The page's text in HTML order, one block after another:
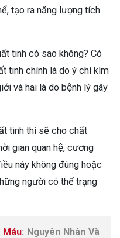
tạo ra năng lượng tích
tinh có sao không? Có
tinh chính là do ý chí kìm
và hai là do bệnh lý gây
tinh thì sẽ cho chất
gian quan hệ, cương
này không đúng hoặc
người có thể trạng
Máu: Nguyên Nhân Và